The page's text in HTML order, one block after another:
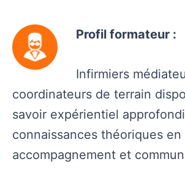
Profil formateur :
Infirmiers
coordinateurs de terrain
savoir expérientiel approfondi
connaissances théoriques en
accompagnement et